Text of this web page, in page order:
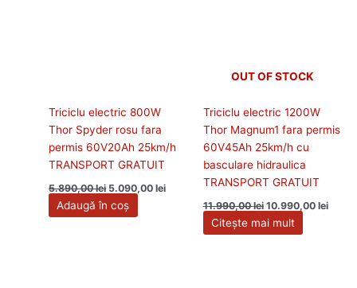
Triciclu electric 800W
Thor Spyder rosu fara
permis 60V20Ah 25km/h
TRANSPORT GRATUIT
5.890,00lei 5.090,00lei
Adaugă în coș
OUT OF STOCK
Triciclu electric 1200W
Thor Magnum1 fara permis
60V45Ah 25km/h cu
basculare hidraulica
TRANSPORT GRATUIT
11.990,00lei 10.990,00 lei
Citește mai mult